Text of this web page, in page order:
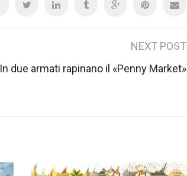
NEXT POST
In due armati rapinano il «Penny Market»